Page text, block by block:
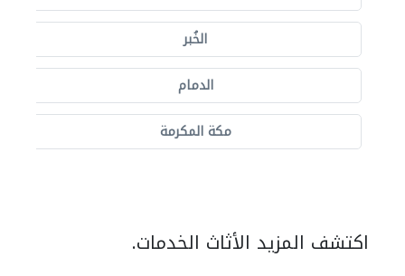
الخُبر
الدمام
مكة المكرمة
اكتشف المزيد الأثاث الخدمات.